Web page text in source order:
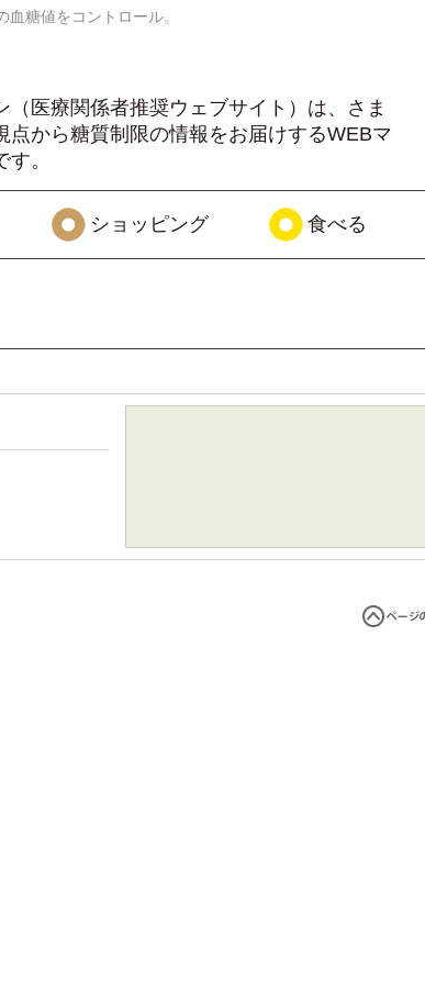
糖値をコントロール。
（医療関係者推奨ウェブサイト）は、さま
点から糖質制限の情報をお届けするWEBマ
す。
ショッピング 食べる